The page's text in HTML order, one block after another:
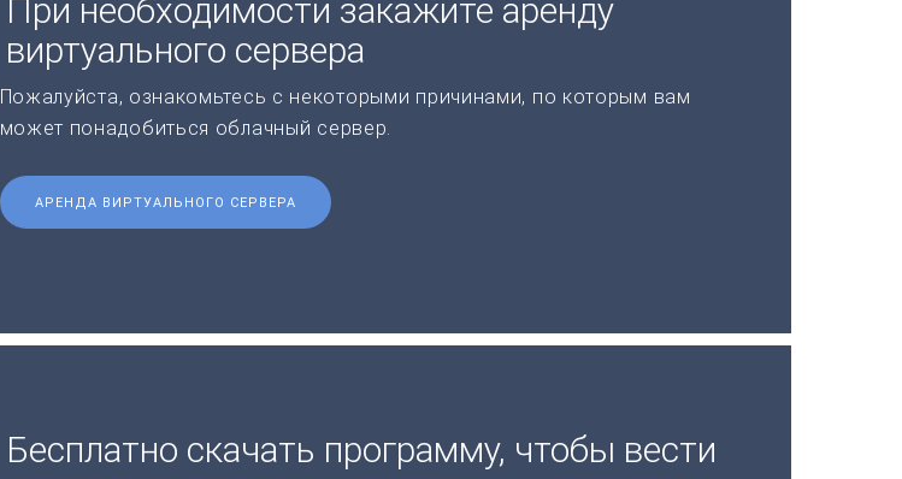
При необходимости закажите аренду
виртуального сервера
Пожалуйста, ознакомьтесь с некоторыми причинами, по которым вам
может понадобиться облачный сервер.
АРЕНДА ВИРТУАЛЬНОГО СЕРВЕРА
Бесплатно скачать программу, чтобы вести